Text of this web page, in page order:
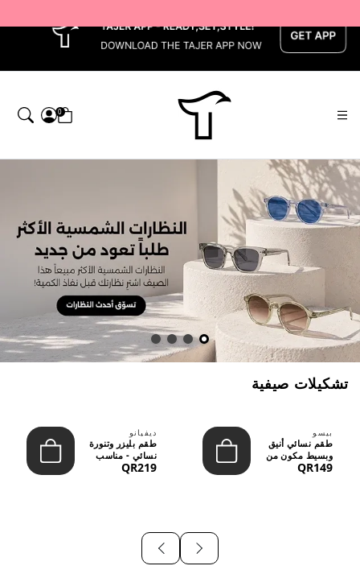
0
تاجر — Home page default h1 desc
تشكيلات صيفية
بيسو
طقم نسائي أنيق
وبسيط مكون من
قطعتين - تصميم
QR149
ديفيانو
طقم بليزر وتنورة
نسائي - مناسب
للعمل الرسمي
QR219